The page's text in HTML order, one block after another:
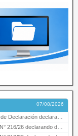
07/08/2026
de interés provincial PRESIDENCI…
de interés provincial la labor …